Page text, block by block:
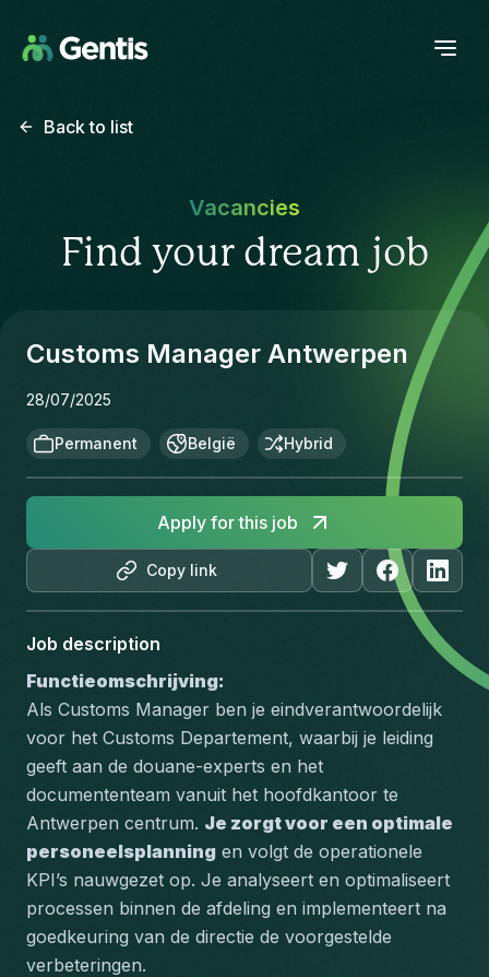
Back to list
Vacancies
Find your dream job
Customs Manager Antwerpen
28/07/2025
Permanent België Hybrid
Copy link
Apply for this job
Job description
Functieomschrijving:
Als Customs Manager ben je eindverantwoordelijk
voor het Customs Departement, waarbij je leiding
geeft aan de douane-experts en het
documententeam vanuit het hoofdkantoor te
Antwerpen centrum. Je zorgt voor een optimale
personeelsplanning en volgt de operationele
KPI’s nauwgezet op. Je analyseert en optimaliseert
processen binnen de afdeling en implementeert na
goedkeuring van de directie de voorgestelde
verbeteringen.